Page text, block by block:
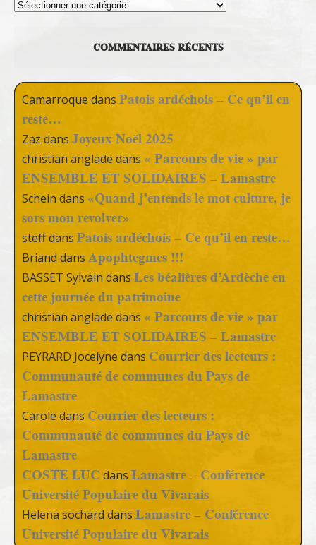
Thèmes
COMMENTAIRES RÉCENTS
Camarroque dans Patois ardéchois – Ce qu’il en
reste…
Zaz dans Joyeux Noël 2025
christian anglade dans « Parcours de vie » par
ENSEMBLE ET SOLIDAIRES – Lamastre
Schein dans «Quand j’entends le mot culture, je
sors mon revolver»
steffdans Patois ardéchois – Ce qu’il en reste…
Briand dans Apophtegmes !!!
BASSET Sylvain dans Les béalières d’Ardèche en
cette journée du patrimoine
christian anglade dans « Parcours de vie » par
ENSEMBLE ET SOLIDAIRES – Lamastre
PEYRARD Jocelyne dans Courrier des lecteurs :
Communauté de communes du Pays de
Lamastre
Carole dans Courrier des lecteurs :
Communauté de communes du Pays de
Lamastre
COSTE LUC dans Lamastre – Conférence
Université Populaire du Vivarais
Helena sochard dans Lamastre – Conférence
Université Populaire du Vivarais